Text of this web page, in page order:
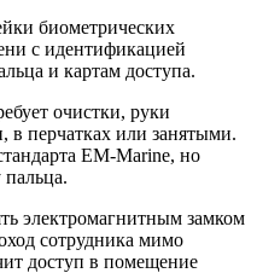
биометрических
с идентификацией
и картам доступа.
очистки, руки
в перчатках или занятыми.
EM-Marine, но
электромагнитным замком
сотрудника мимо
доступ в помещение